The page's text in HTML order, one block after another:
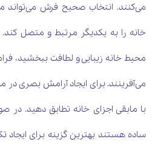
می‌کنند. انتخاب صحیح فرش می‌تواند
خانه را به یکدیگر مرتبط و متصل کند.
محیط خانه زیبایی و لطافت ببخشید،
می‌آفرینند. برای ایجاد آرامش بصری در
با مابقی اجزای خانه تطابق دهید. در
ساده هستند بهترین گزینه برای ایجاد